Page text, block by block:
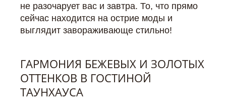
не разочарует вас и завтра. То, что прямо
сейчас находится на острие моды и
выглядит завораживающе стильно!
ГАРМОНИЯ БЕЖЕВЫХ И ЗОЛОТЫХ
ОТТЕНКОВ В ГОСТИНОЙ
ТАУНХАУСА